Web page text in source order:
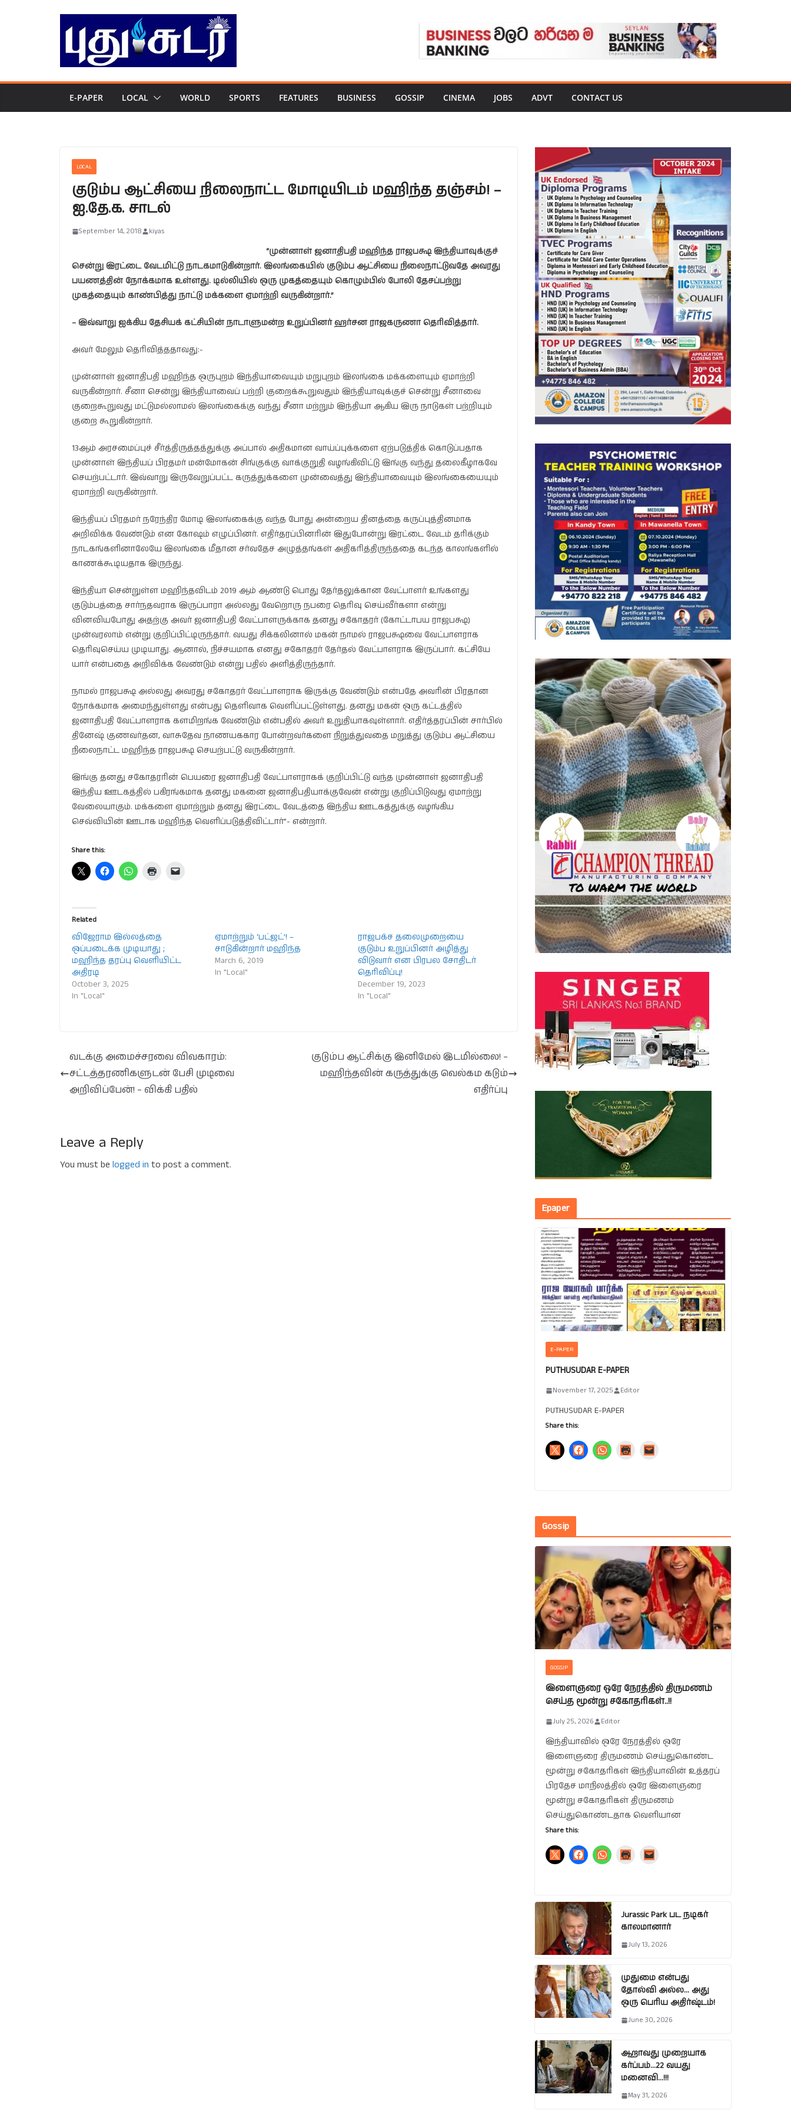
E-PAPER LOCAL WORLD SPORTS FEATURES BUSINESS GOSSIP CINEMA JOBS ADVT CONTACT US
LOCAL
குடும்ப ஆட்சியை நிலைநாட்ட மோடியிடம் மஹிந்த தஞ்சம்! –
ஐ.தே.க. சாடல்
September 14, 2018 kiyas
“முன்னாள் ஜனாதிபதி மஹிந்த ராஜபக்ஷ இந்தியாவுக்குச்
சென்று இரட்டை வேடமிட்டு நாடகமாடுகின்றார். இலங்கையில் குடும்ப ஆட்சியை நிலைநாட்டுவதே அவரது
பயணத்தின் நோக்கமாக உள்ளது. டில்லியில் ஒரு முகத்தையும் கொழும்பில் போலி தேசப்பற்று
முகத்தையும் காண்பித்து நாட்டு மக்களை ஏமாற்றி வருகின்றார்.”
– இவ்வாறு ஐக்கிய தேசியக் கட்சியின் நாடாளுமன்ற உறுப்பினர் ஹர்சன ராஜகருணா தெரிவித்தார்.
அவர் மேலும் தெரிவித்ததாவது:-
முன்னாள் ஜனாதிபதி மஹிந்த ஒருபுறம் இந்தியாவையும் மறுபுறம் இலங்கை மக்களையும் ஏமாற்றி
வருகின்றார். சீனா சென்று இந்தியாவைப் பற்றி குறைக்கூறுவதும் இந்தியாவுக்குச் சென்று சீனாவை
குறைகூறுவது மட்டுமல்லாமல் இலங்கைக்கு வந்து சீனா மற்றும் இந்தியா ஆகிய இரு நாடுகள் பற்றியும்
குறை கூறுகின்றார்.
13ஆம் அரசமைப்புச் சீர்த்திருத்தத்துக்கு அப்பால் அதிகமான வாய்ப்புக்களை ஏற்படுத்திக் கொடுப்பதாக
முன்னாள் இந்தியப் பிரதமர் மன்மோகன் சிங்குக்கு வாக்குறுதி வழங்கிவிட்டு இங்கு வந்து தலைகீழாகவே
செயற்பட்டார். இவ்வாறு இருவேறுப்பட்ட கருத்துக்களை முன்வைத்து இந்தியாவையும் இலங்கையையும்
ஏமாற்றி வருகின்றார்.
இந்தியப் பிரதமர் நரேந்திர மோடி இலங்கைக்கு வந்த போது அன்றைய தினத்தை கருப்புத்தினமாக
அறிவிக்க வேண்டும் என கோஷம் எழுப்பினர். எதிர்தரப்பினரின் இதுபோன்று இரட்டை வேடம் தரிக்கும்
நாடகங்களினாலேயே இலங்கை மீதான சர்வதேச அழுத்தங்கள் அதிகரித்திருந்ததை கடந்த காலங்களில்
காணக்கூடியதாக இருந்து.
இந்தியா சென்றுள்ள மஹிந்தவிடம் 2019 ஆம் ஆண்டு பொது தேர்தலுக்கான வேட்பாளர் உங்களது
குடும்பத்தை சார்நதவராக இருப்பாரா அல்லது வேறொரு நபரை தெரிவு செய்வீர்களா என்று
வினவியபோது அதற்கு அவர் ஜனாதிபதி வேட்பாளருக்காக தனது சகோதரர் (கோட்டாபய ராஜபக்ஷ)
முன்வரலாம் என்று குறிப்பிட்டிருந்தார். வயது சிக்கலினால் மகன் நாமல் ராஜபக்ஷவை வேட்பாளராக
தெரிவுசெய்ய முடியாது. ஆனால், நிச்சயமாக எனது சகோதரர் தேர்தல் வேட்பாளராக இருப்பார். கட்சியே
யார் என்பதை அறிவிக்க வேண்டும் என்று பதில் அளித்திருந்தார்.
நாமல் ராஜபக்ஷ அல்லது அவரது சகோதரர் வேட்பாளராக இருக்கு வேண்டும் என்பதே அவரின் பிரதான
நோக்கமாக அமைந்துள்ளது என்பது தெளிவாக வெளிப்பட்டுள்ளது. தனது மகன் ஒரு கட்டத்தில்
ஜனாதிபதி வேட்பாளராக களமிறங்க வேண்டும் என்பதில் அவர் உறுதியாகவுள்ளார். எதிர்த்தரப்பின் சார்பில்
தினேஷ் குணவர்தன, வாசுதேவ நாணயககார போன்றவர்களை நிறுத்துவதை மறுத்து குடும்ப ஆட்சியை
நிலைநாட்ட மஹிந்த ராஜபக்ஷ செயற்பட்டு வருகின்றார்.
இங்கு தனது சகோதரரின் பெயரை ஜனாதிபதி வேட்பாளராகக் குறிப்பிட்டு வந்த முன்னாள் ஜனாதிபதி
இந்திய ஊடகத்தில் பகிரங்கமாக தனது மகனை ஜனாதிபதியாக்குவேன் என்று குறிப்பிடுவது ஏமாற்று
வேலையாகும். மக்களை ஏமாற்றும் தனது இரட்டை வேடத்தை இந்திய ஊடகத்துக்கு வழங்கிய
செவ்வியின் ஊடாக மஹிந்த வெளிப்படுத்திவிட்டார்”- என்றார்.
Share this:
Related
விஜேராம இல்லத்தை
ஒப்படைக்க முடியாது ;
மஹிந்த தரப்பு வெளியிட்ட
அதிரடி
October 3, 2025
In "Local"
ஏமாற்றும் ‘பட்ஜட்’! –
சாடுகின்றார் மஹிந்த
March 6, 2019
In "Local"
ராஜபக்ச தலைமுறையை
குடும்ப உறுப்பினர் அழித்து
விடுவார் என பிரபல சோதிடர்
தெரிவிப்பு!
December 19, 2023
In "Local"
வடக்கு அமைச்சரவை விவகாரம்:
சட்டத்தரணிகளுடன் பேசி முடிவை
அறிவிப்பேன்! – விக்கி பதில்
குடும்ப ஆட்சிக்கு இனிமேல் இடமில்லை! –
மஹிந்தவின் கருத்துக்கு வெல்கம கடும்
எதிர்ப்பு
Leave a Reply
You must be logged in to post a comment.
Epaper
E-PAPER
PUTHUSUDAR E-PAPER
November 17, 2025 Editor
PUTHUSUDAR E-PAPER
Share this:
Gossip
GOSSIP
இளைஞரை ஒரே நேரத்தில் திருமணம்
செய்த மூன்று சகோதரிகள்..!!
July 25, 2026 Editor
இந்தியாவில் ஒரே நேரத்தில் ஒரே
இளைஞரை திருமணம் செய்துகொண்ட
மூன்று சகோதரிகள் இந்தியாவின் உத்தரப்
பிரதேச மாநிலத்தில் ஒரே இளைஞரை
மூன்று சகோதரிகள் திருமணம்
செய்துகொண்டதாக வெளியான
Share this:
Jurassic Park பட நடிகர்
காலமானார்
July 13, 2026
முதுமை என்பது
தோல்வி அல்ல… அது
ஒரு பெரிய அதிர்ஷ்டம்!
June 30, 2026
ஆறாவது முறையாக
கர்ப்பம்…22 வயது
மனைவி…!!!
May 31, 2026